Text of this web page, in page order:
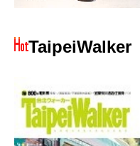
TaipeiWalker